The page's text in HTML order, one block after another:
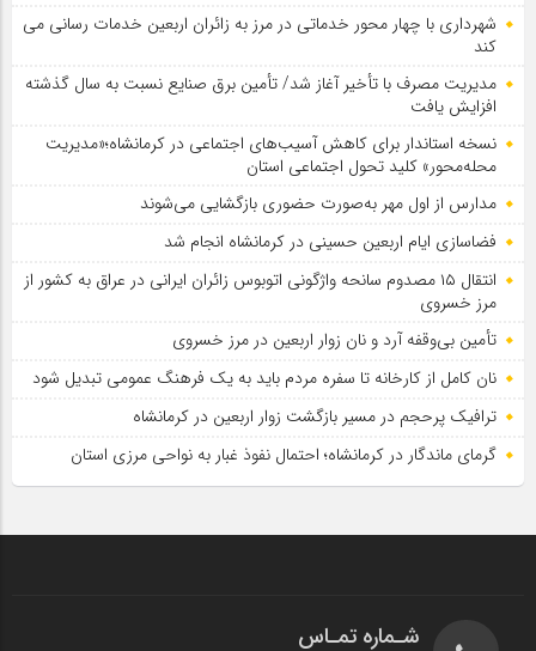
شهرداری با چهار محور خدماتی در مرز به زائران اربعین خدمات رسانی می
کند
مدیریت مصرف با تأخیر آغاز شد/ تأمین برق صنایع نسبت به سال گذشته
افزایش یافت
نسخه استاندار برای کاهش آسیب‌های اجتماعی در کرمانشاه؛«مدیریت
محله‌محور» کلید تحول اجتماعی استان
مدارس از اول مهر به‌صورت حضوری بازگشایی می‌شوند
فضاسازی ایام اربعین حسینی در کرمانشاه انجام شد
انتقال ۱۵ مصدوم سانحه واژگونی اتوبوس زائران ایرانی در عراق به کشور از
مرز خسروی
تأمین بی‌وقفه آرد و نان زوار اربعین در مرز خسروی
نان کامل از کارخانه تا سفره مردم باید به یک فرهنگ عمومی تبدیل شود
ترافیک پرحجم در مسیر بازگشت زوار اربعین در کرمانشاه
گرمای ماندگار در کرمانشاه؛ احتمال نفوذ غبار به نواحی مرزی استان
شـماره تمـاس